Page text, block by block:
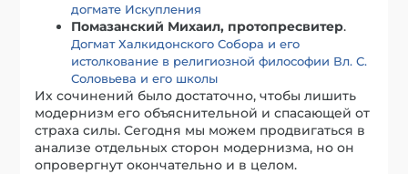
догмате Искупления
Помазанский Михаил, протопресвитер.
Догмат Халкидонского Собора и его
истолкование в религиозной философии Вл. С.
Соловьева и его школы
Их сочинений было достаточно, чтобы лишить
модернизм его объяснительной и спасающей от
страха силы. Сегодня мы можем продвигаться в
анализе отдельных сторон модернизма, но он
опровергнут окончательно и в целом.